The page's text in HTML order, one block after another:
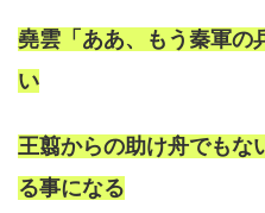
堯雲「ああ、もう秦軍の
い
王翦からの助け舟でもな
る事になる